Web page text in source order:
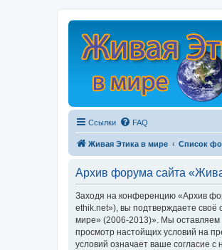
Ссылки FAQ
Живая Этика в мире Список
Архив форума сайта
Заходя на конференцию «Архив
ethik.net»), вы подтверждаете
мире» (2006-2013)». Мы оставляем
просмотр настойщих условий на
условий означает ваше согласие с